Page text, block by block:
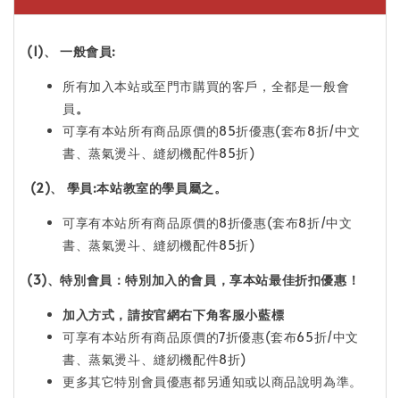
(1)、 一般會員:
所有加入本站或至門市購買的客戶，全都是一般會
員 。
可享有本站所有商品原價的85折優惠(套布8折/中文
書、蒸氣燙斗、縫紉機配件85折)
(2)、 學員:本站教室的學員屬之。
可享有本站所有商品原價的8折優惠(套布8折/中文
書、蒸氣燙斗、縫紉機配件85折)
(3)、特別會員：特別加入的會員，享本站最佳折扣優惠！
加入方式，請按官網右下角客服小藍標
可享有本站所有商品原價的7折優惠(套布65折/中文
書、蒸氣燙斗、縫紉機配件8折)
更多其它特別會員優惠都另通知或以商品說明為準。